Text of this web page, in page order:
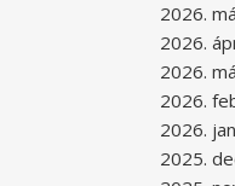
2026.
2026.
2026.
2026.
2026.
2025.